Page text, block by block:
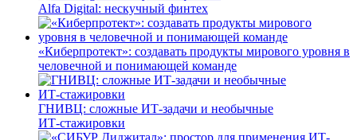
Alfa Digital: нескучный финтех
«Киберпротект»: создавать продукты мирового уровня в
человечной и понимающей команде
ГНИВЦ: сложные ИТ‑задачи и необычные
ИТ‑стажировки